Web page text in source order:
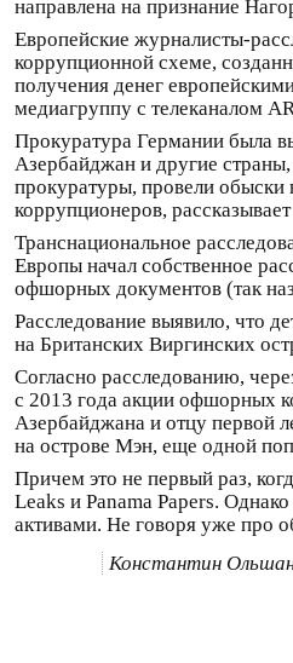
направлена на признание
Европейские журналисты-
коррупционной схеме,
получения денег
медиагруппу с телеканалом
Прокуратура Германии была
Азербайджан и другие страны,
прокуратуры, провели
коррупционеров,
Транснациональное
Европы начал собственное
офшорных документов (так
Расследование выявило, что
на Британских Виргинских
Согласно расследованию,
с 2013 года акции офшорных
Азербайджана и отцу первой
на острове Мэн, еще одной
Причем это не первый раз,
Leaks и Panama Papers.
активами. Не говоря уже про
Константин